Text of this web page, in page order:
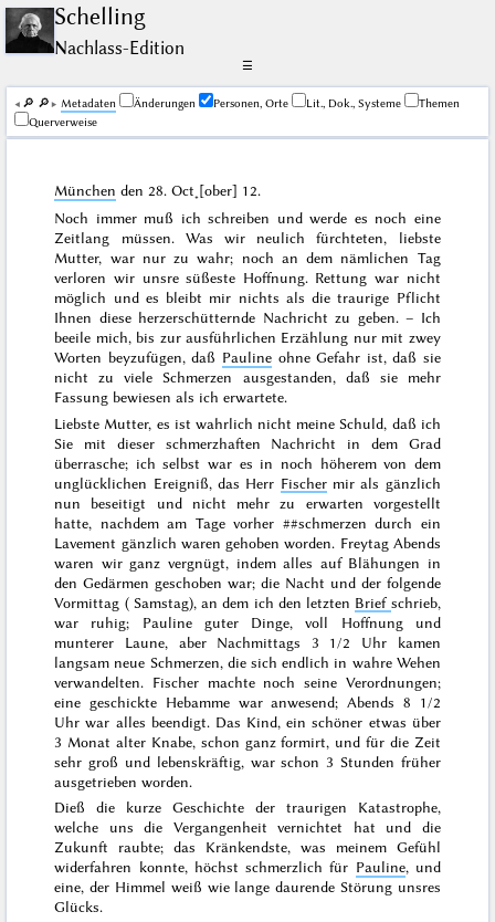
Schelling
Nachlass-Edition
☰
🔎︎ 🔎︎ Me­ta­da­ten Änderungen Personen, Orte Lit., Dok., Systeme
Themen
Querverweise
München den28. Oct˖[ober] 12.
Noch immer muß ich schreiben und werde es noch eine
Zeitlang müssen. Was wir neulich fürchteten, liebste
Mutter, war nur zu wahr; noch an dem nämlichen Tag
verloren wir unsre süßeste Hoffnung. Rettung war nicht
möglich und es bleibt mir nichts als die traurige Pflicht
Ihnen diese herzerschütternde Nachricht zu geben. – Ich
beeile mich, bis zur ausführlichen Erzählung nur mit zwey
Worten beyzufügen, daß Paulineohne Gefahr ist, daß sie
nicht zu viele Schmerzen ausgestanden, daß sie mehr
Fassung bewiesen als ich erwartete.
Liebste Mutter, es ist wahrlich nicht meine Schuld, daß ich
Sie mit dieser schmerzhaften Nachricht in demGrad
überrasche; ich selbst war es in noch höherem von dem
unglücklichen Ereigniß, das Herr Fischermir als gänzlich
nun beseitigt und nicht mehr zu erwarten vorgestellt
hatte, nachdem am Tage vorher ##schmerzen durch ein
Lavement gänzlich waren gehoben worden. Freytag Abends
waren wir ganz vergnügt, indem alles auf Blähungen in
den Gedärmen geschoben war; die Nacht und der folgende
Vormittag (Samstag), an dem ich den letzten Brief schrieb,
war ruhig; Pauline guter Dinge, voll Hoffnung und
munterer Laune, aber Nachmittags 3 1/2 Uhr kamen
langsam neue Schmerzen, die sich endlich in wahre Wehen
verwandelten. Fischer machte noch seine Verordnungen;
eine geschickte Hebamme war anwesend; Abends 8 1/2
Uhr war alles beendigt. Das Kind, ein schöner etwas über
3 Monat alter Knabe, schon ganz formirt, und für die Zeit
sehr groß und lebenskräftig, war schon 3 Stunden früher
ausgetrieben worden.
Dieß die kurze Geschichte der traurigen Katastrophe,
welche uns die Vergangenheit vernichtet hat und die
Zukunft raubte; das Kränkendste, was meinem Gefühl
widerfahren konnte, höchst schmerzlich für Pauline, und
eine, der Himmel weiß wie lange daurende Störung unsres
Glücks.